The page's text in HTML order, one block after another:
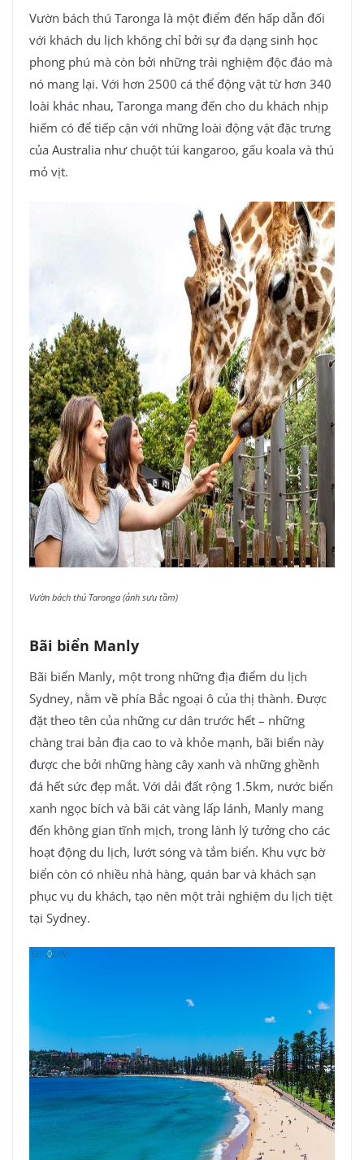
Vườn bách thú Taronga là một điểm đến hấp dẫn đối
với khách du lịch không chỉ bởi sự đa dạng sinh học
phong phú mà còn bởi những trải nghiệm độc đáo mà
nó mang lại. Với hơn 2500 cá thể động vật từ hơn 340
loài khác nhau, Taronga mang đến cho du khách nhịp
hiếm có để tiếp cận với những loài động vật đặc trưng
của Australia như chuột túi kangaroo, gấu koala và thú
mỏ vịt.
Vườn bách thú Taronga (ảnh sưu tầm)
Bãi biển Manly
Bãi biển Manly, một trong những địa điểm du lịch
Sydney, nằm về phía Bắc ngoại ô của thị thành. Được
đặt theo tên của những cư dân trước hết – những
chàng trai bản địa cao to và khỏe mạnh, bãi biển này
được che bởi những hàng cây xanh và những ghềnh
đá hết sức đẹp mắt. Với dải đất rộng 1.5km, nước biển
xanh ngọc bích và bãi cát vàng lấp lánh, Manly mang
đến không gian tĩnh mịch, trong lành lý tưởng cho các
hoạt động du lịch, lướt sóng và tắm biển. Khu vực bờ
biển còn có nhiều nhà hàng, quán bar và khách sạn
phục vụ du khách, tạo nên một trải nghiệm du lịch tiệt
tại Sydney.